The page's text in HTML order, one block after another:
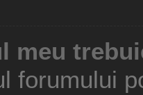
meu
forumului